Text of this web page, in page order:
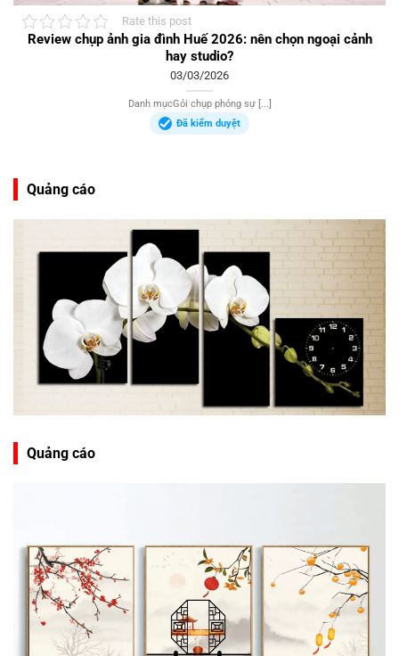
Rate this post
Review chụp ảnh gia đình Huế 2026: nên chọn ngoại cảnh
hay studio?
03/03/2026
Danh mụcGói chụp phóng sự [...]
Đã kiểm duyệt
Quảng cáo
Quảng cáo